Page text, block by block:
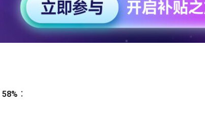
58% ：